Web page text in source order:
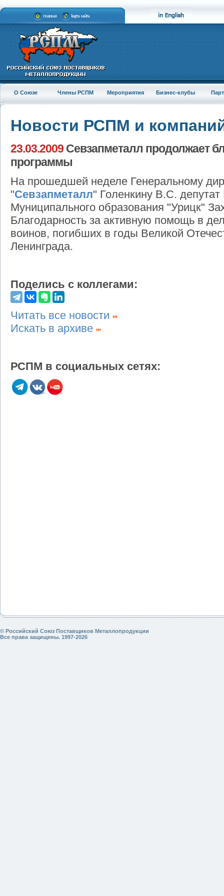
О Союзе Члены РСПМ Мероприятия Бизнес-клубы
Новости РСПМ и
23.03.2009 Севзапметалл продолжает
программы
На прошедшей неделе Генеральному
"Севзапметалл" Голенкину В.С.
Муниципального образования "Урицк"
Благодарность за активную помощь в
воинов, погибших в годы Великой
Ленинграда.
Поделись с коллегами:
Читать все новости
Искать в архиве
РСПМ в социальных сетях:
© Российский Союз Поставщиков Металлопродукции
Все права защищены. 1997-2026